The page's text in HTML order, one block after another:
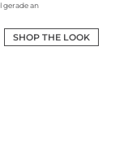
SHOP THE LOOK
gerade an